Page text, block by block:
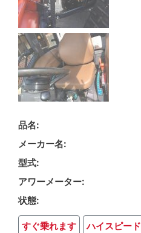
品名
メーカー名
型式
アワーメーター
状態
すぐ乗れます ハイスピード